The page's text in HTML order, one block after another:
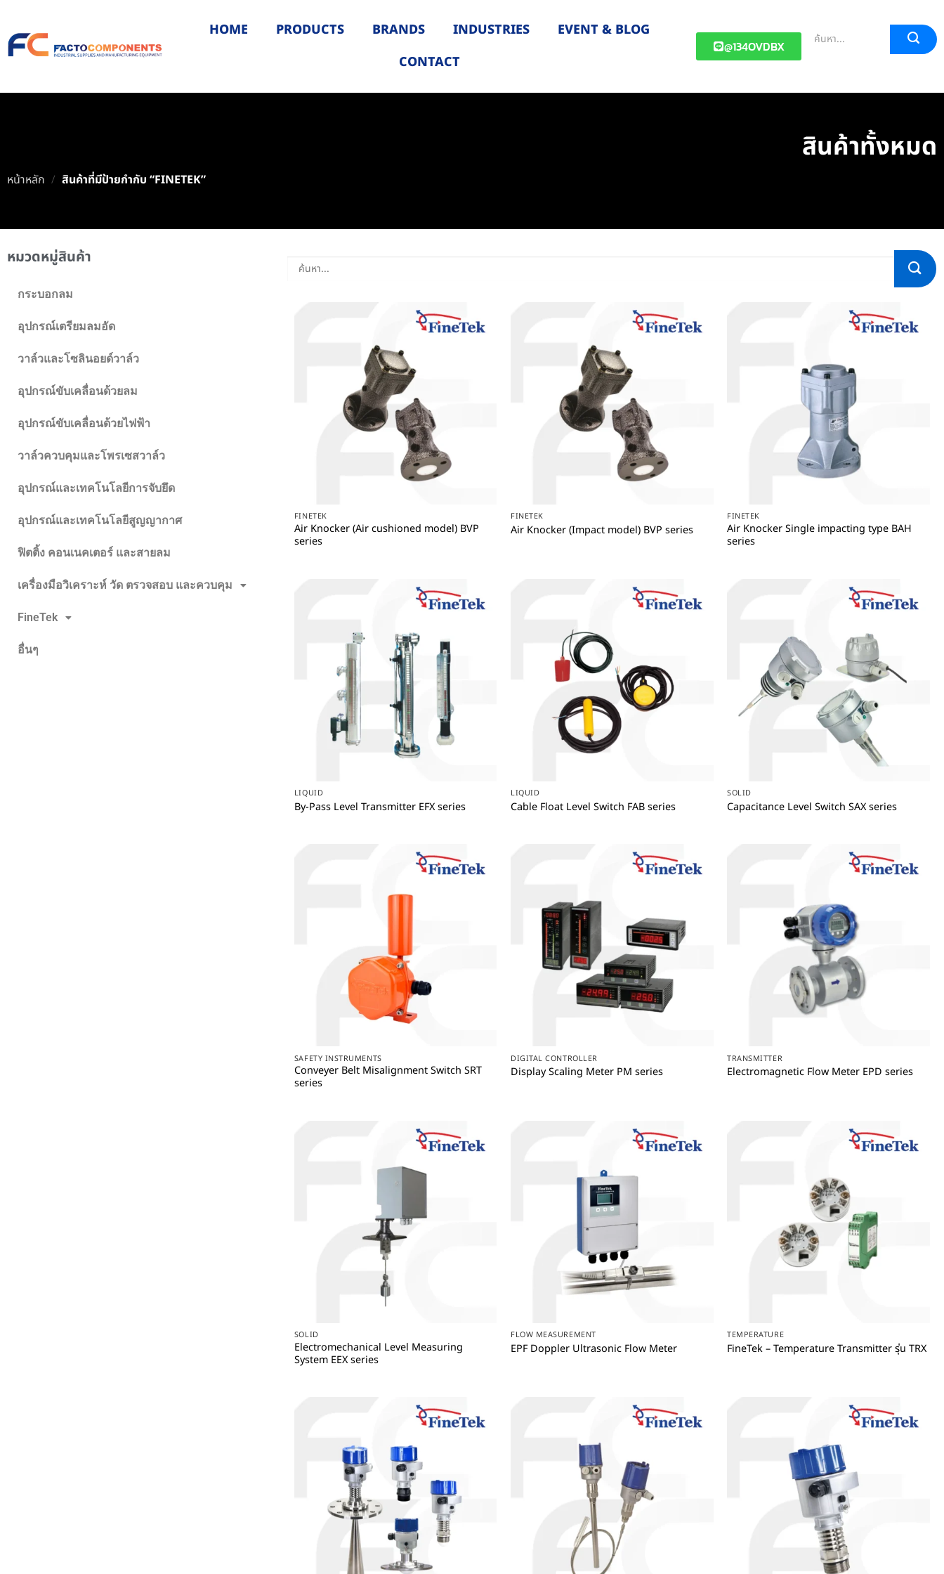
HOME PRODUCTS BRANDS INDUSTRIES
EVENT & BLOG
CONTACT
@134OVDBX
สินค้าทั้งหมด
หน้าหลัก / สินค้าที่มีป้ายกำกับ “FINETEK”
หมวดหมู่สินค้า
กระบอกลม
อุปกรณ์เตรียมลมอัด
วาล์วและโซลินอยด์วาล์ว
อุปกรณ์ขับเคลื่อนด้วยลม
อุปกรณ์ขับเคลื่อนด้วยไฟฟ้า
วาล์วควบคุมและโพรเซสวาล์ว
อุปกรณ์และเทคโนโลยีการจับยึด
อุปกรณ์และเทคโนโลยีสูญญากาศ
ฟิตติ้ง คอนเนคเตอร์ และสายลม
เครื่องมือวิเคราะห์ วัด ตรวจสอบ และควบคุม
FineTek
อื่นๆ
FINETEK
Air Knocker (Air cushioned model) BVP
series
FINETEK
Air Knocker (Impact model) BVP series
FINETEK
Air Knocker Single impacting type BAH
series
LIQUID
By-Pass Level Transmitter EFX series
LIQUID
Cable Float Level Switch FAB series
SOLID
Capacitance Level Switch SAX series
SAFETY INSTRUMENTS
Conveyer Belt Misalignment Switch SRT
series
DIGITAL CONTROLLER
Display Scaling Meter PM series
TRANSMITTER
Electromagnetic Flow Meter EPD series
SOLID
Electromechanical Level Measuring
System EEX series
FLOW MEASUREMENT
EPF Doppler Ultrasonic Flow Meter
TEMPERATURE
FineTek – Temperature Transmitter รุ่น TRX